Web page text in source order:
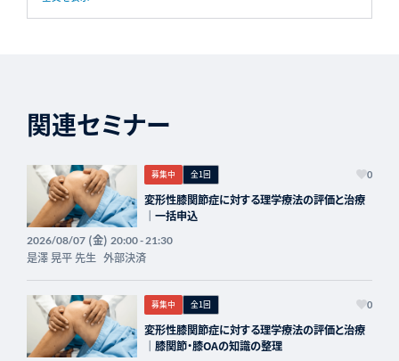
関連セミナー
募集中 全1回 0
変形性膝関節症に対する理学療法の評価と治療
｜一括申込
2026/08/07(金) 20:00 - 21:30
是澤 晃平 先生 外部決済
募集中 全1回 0
変形性膝関節症に対する理学療法の評価と治療
｜膝関節・膝OAの知識の整理